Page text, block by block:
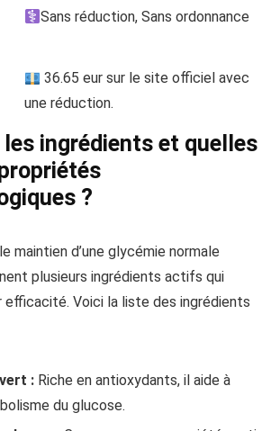
Sans réduction, Sans ordonnance
36.65 eur sur le site officiel avec
une réduction.
ingrédients et quelles
?
maintien d’une glycémie normale
plusieurs ingrédients actifs qui
efficacité. Voici la liste des ingrédients
: Riche en antioxydants, il aide à
du glucose.